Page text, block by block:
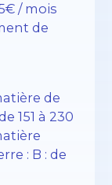
/ mois
de
de
151 à 230
: B : de